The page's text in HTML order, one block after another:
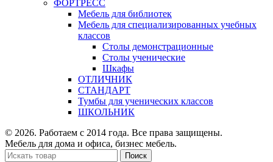
ФОРТРЕСС
Мебель для библиотек
Мебель для специализированных учебных
классов
Столы демонстрационные
Столы ученические
Шкафы
ОТЛИЧНИК
СТАНДАРТ
Тумбы для ученических классов
ШКОЛЬНИК
© 2026. Работаем с 2014 года. Все права защищены.
Мебель для дома и офиса, бизнес мебель.
Поиск